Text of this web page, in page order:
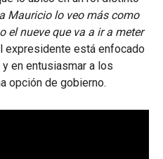
Mauricio lo veo más como
el nueve que va a ir a meter
expresidente está enfocado
en entusiasmar a los
opción de gobierno.